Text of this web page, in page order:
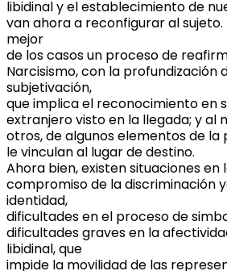
libidinal y el establecimiento de
van ahora a reconfigurar al
mejor
de los casos un proceso de
Narcisismo, con la profundización
subjetivación,
que implica el reconocimiento en
extranjero visto en la llegada; y al
otros, de algunos elementos de la
le vinculan al lugar de destino.
Ahora bien, existen situaciones en
compromiso de la discriminación
identidad,
dificultades en el proceso de
dificultades graves en la
libidinal, que
impide la movilidad de las